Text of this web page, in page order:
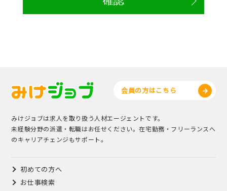
会員の方はこちら
みけジョブは求人を取り扱う人材エージェントです。
未経験分野の派遣・転職はお任せください。在宅勤務・フリーランスへ
のキャリアチェンジもサポート。
初めての方へ
お仕事検索